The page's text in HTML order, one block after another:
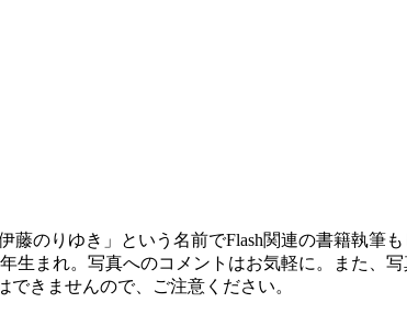
藤のりゆき」という名前でFlash関連の書籍執筆
生まれ。写真へのコメントはお気軽に。また、写
きませんので、ご注意ください。